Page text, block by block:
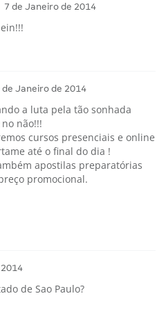
7 de Janeiro de 2014
de Janeiro de 2014
a luta pela tão sonhada
não!!!
cursos presenciais e online
até o final do dia !
apostilas preparatórias
promocional.
de Sao Paulo?